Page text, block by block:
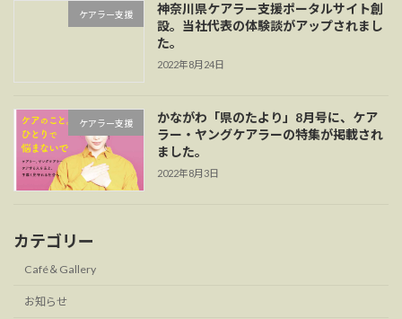
ケアラー支援
神奈川県ケアラー支援ポータルサイト創
設。当社代表の体験談がアップされまし
た。
2022年8月24日
ケアラー支援
かながわ「県のたより」8月号に、ケア
ラー・ヤングケアラーの特集が掲載され
ました。
2022年8月3日
カテゴリー
Café＆Gallery
お知らせ